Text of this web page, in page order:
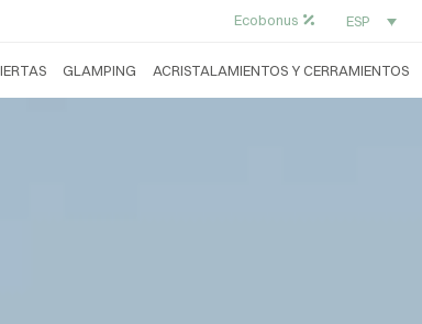
Ecobonus ESP
GLAMPING ACRISTALAMIENTOS Y CERRAMIENTOS